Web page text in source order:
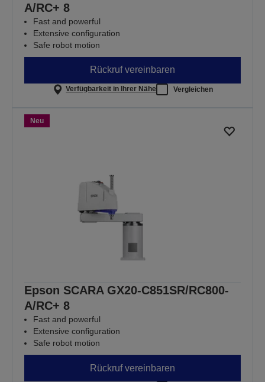
A/RC+ 8
Fast and powerful
Extensive configuration
Safe robot motion
Rückruf vereinbaren
Verfügbarkeit in Ihrer Nähe Vergleichen
Neu
Epson SCARA GX20-C851SR/RC800-
A/RC+ 8
Fast and powerful
Extensive configuration
Safe robot motion
Rückruf vereinbaren